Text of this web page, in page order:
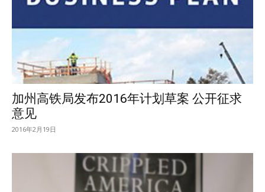
加州高铁局发布2016年计划草案 公开征求
意见
2016年2月19日